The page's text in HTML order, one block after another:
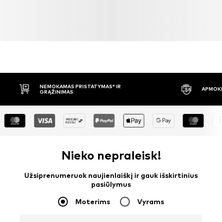
NEMOKAMAS PRISTATYMAS* IR
GRĄŽINIMAS
Nieko nepraleisk!
Užsiprenumeruok naujienlaiškį ir gauk išskirtinius
pasiūlymus
Moterims Vyrams